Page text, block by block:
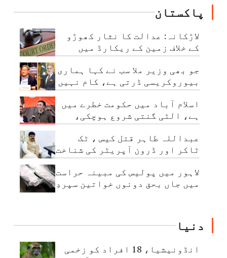
پاکستان
لاڑکانہ: عدالت کا نثار کھوڑو
کے خلاف زمین کے ریکارڈ میں
بدعنوانی کی تحقیقات کا حکم
جو بھی وزیر ملا سب نے کہا ہماری
بیوروکریسی ڈرتی ہے، کام نہیں
کرتی: چیئرمین نیب
اسلام آباد میں حکومت خطرے میں
ہے، الٹی گنتی شروع ہوچکی،
بلاول بھٹو
عبداللہ طاہر قتل کیس ، ٹک
ٹاکر اور ڈرون آپریٹر کی شناخت
ہوگئی
لاہور میں پولیس کی مبینہ حراست
میں جاں بحق دونوں خواتین سپردِ
دنیا
انڈونیشیا، 18 افراد کو زخمی